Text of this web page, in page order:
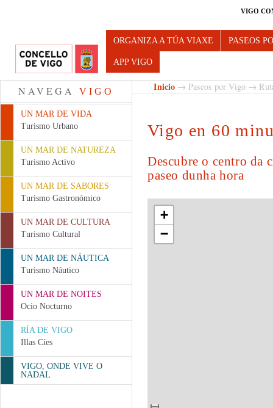
VIGO
Turismo de Vigo
ORGANIZA A TÚA VIAXE PASEOS
APP VIGO
NAVEGA VIGO
UN MAR DE VIDA
Turismo Urbano
UN MAR DE NATUREZA
Turismo Activo
UN MAR DE SABORES
Turismo Gastronómico
UN MAR DE CULTURA
Turismo Cultural
UN MAR DE NÁUTICA
Turismo Náutico
UN MAR DE NOITES
Ocio Nocturno
RÍA DE VIGO
Illas Cíes
VIGO, ONDE VIVE O
NADAL
Inicio → Paseos por Vigo →
Vigo en 60
Descubre o centro da
paseo dunha hora
+
−